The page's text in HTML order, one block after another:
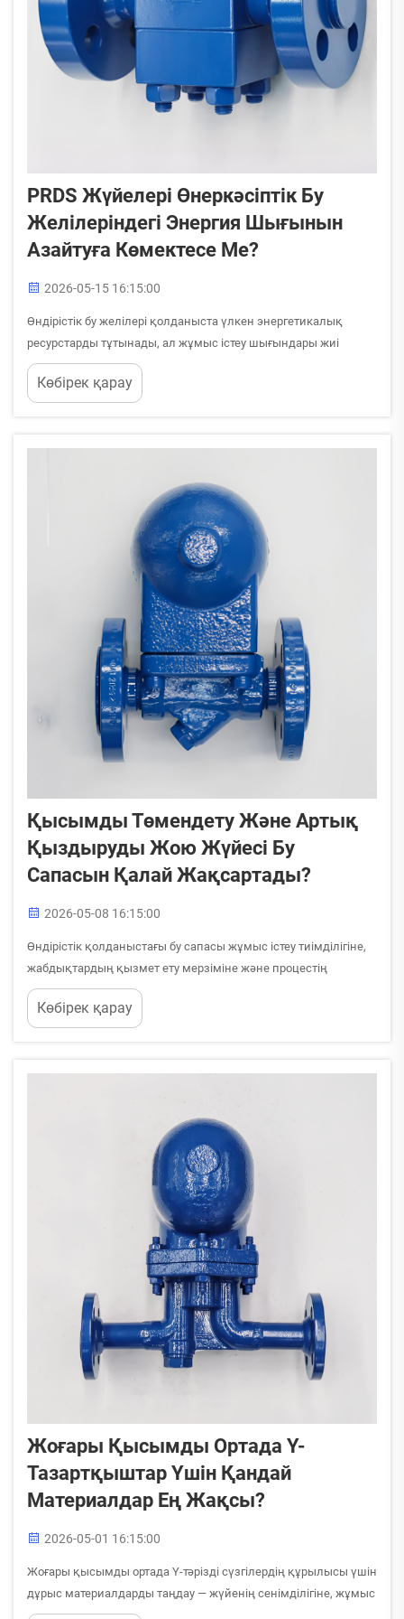
PRDS Жүйелері Өнеркәсіптік Бу
Желілеріндегі Энергия Шығынын
Азайтуға Көмектесе Ме?
2026-05-15 16:15:00
Өндірістік бу желілері қолданыста үлкен энергетикалық
ресурстарды тұтынады, ал жұмыс істеу шығындары жиі
өндірістік объектінің жалпы шығындарының маңызды бөлігін
құрайды. Қысымды төмендету және артық қыздыруды жою
Көбірек қарау
Қысымды Төмендету Және Артық
Қыздыруды Жою Жүйесі Бу
Сапасын Қалай Жақсартады?
2026-05-08 16:15:00
Өндірістік қолданыстағы бу сапасы жұмыс істеу тиімділігіне,
жабдықтардың қызмет ету мерзіміне және процестің
сенімділігіне тікелей әсер етеді. Егер бу тым жоғары қысым
немесе артық қыздыру әкелсе, ол жабдықтардың
Көбірек қарау
Жоғары Қысымды Ортада Y-
Тазартқыштар Үшін Қандай
Материалдар Ең Жақсы?
2026-05-01 16:15:00
Жоғары қысымды ортада Y-тәрізді сүзгілердің құрылысы үшін
дұрыс материалдарды таңдау — жүйенің сенімділігіне, жұмыс
істеу қауіпсіздігіне және ұзақ мерзімді жұмыс істеу сапасына